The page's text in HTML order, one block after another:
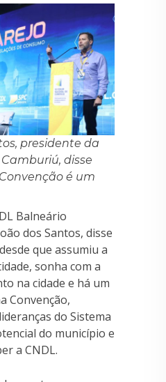
presidente da
disse
é um
Balneário
dos Santos, disse
que assumiu a
sonha com a
na cidade e há um
Convenção,
do Sistema
do município e
a CNDL.